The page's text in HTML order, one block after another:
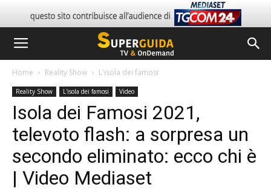
Home Reality Show L'isola dei famosi
Reality Show L'isola dei famosi Video
Isola dei Famosi 2021,
televoto flash: a sorpresa un
secondo eliminato: ecco chi è
| Video Mediaset